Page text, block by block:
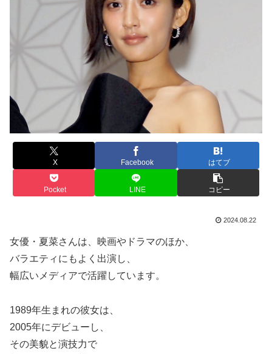
X Facebook はてブ
Pocket LINE コピー
2024.08.22
女優・夏菜さんは、映画やドラマのほか、
バラエティにもよく出演し、
幅広いメディアで活躍しています。
1989年生まれの彼女は、
2005年にデビューし、
その美貌と演技力で